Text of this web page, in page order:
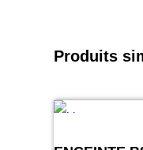
Produits